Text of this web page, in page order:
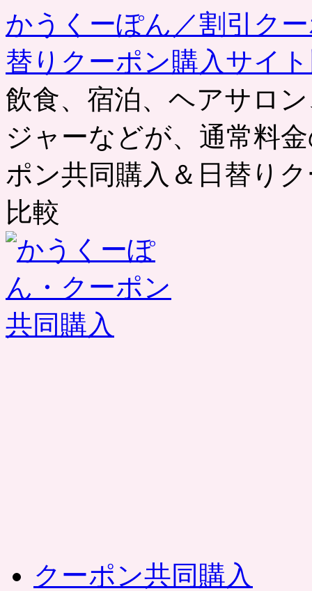
かうくーぽん／割引ク
替りクーポン購入サイ
飲食、宿泊、ヘアサロ
ジャーなどが、通常料
ポン共同購入＆日替り
比較
クーポン共同購入